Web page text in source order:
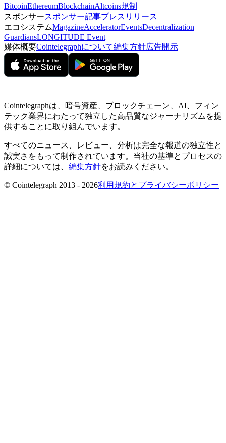
BitcoinEthereumBlockchainAltcoins規制
スポンサースポンサー記事プレスリリース
エコシステムMagazineAcceleratorEventsDecentralization
GuardiansLONGITUDE Event
媒体概要Cointelegraphについて編集方針広告開示
Cointelegraphは、暗号資産、ブロックチェーン、AI、フィン
テック業界にわたって独立した高品質なジャーナリズムを提
供することに取り組んでいます。
すべてのニュース、レビュー、分析は完全な報道の独立性と
誠実さをもって制作されています。当社の基準とプロセスの
詳細については、 編集方針をお読みください。
© Cointelegraph 2013 - 2026利用規約とプライバシーポリシー